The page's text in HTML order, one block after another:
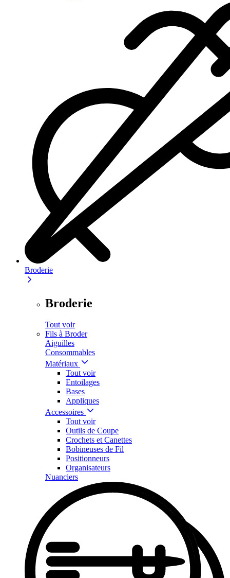
Broderie
Broderie
Tout voir
Fils à Broder
Aiguilles
Consommables
Matériaux
Tout voir
Entoilages
Bases
Appliques
Accessoires
Tout voir
Outils de Coupe
Crochets et Canettes
Bobineuses de Fil
Positionneurs
Organisateurs
Nuanciers